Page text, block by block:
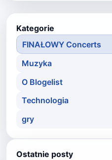
Kategorie
FINAŁOWY Concerts
Muzyka
O Blogelist
Technologia
gry
Ostatnie posty